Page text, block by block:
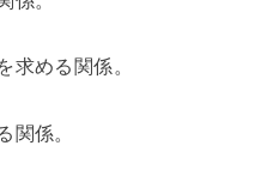
求める関係。
関係。